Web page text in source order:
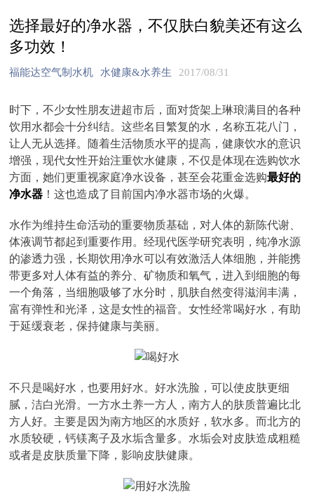
选择最好的净水器，不仅肤白貌美还有这么
多功效！
福能达空气制水机 水健康&水养生 2017/08/31
时下，不少女性朋友进超市后，面对货架上琳琅满目的各种
饮用水都会十分纠结。这些名目繁复的水，名称五花八门，
让人无从选择。随着生活物质水平的提高，健康饮水的意识
增强，现代女性开始注重饮水健康，不仅是体现在选购饮水
方面，她们更重视家庭净水设备，甚至会花重金选购最好的
净水器 ！这也造成了目前国内净水器市场的火爆。
水作为维持生命活动的重要物质基础，对人体的新陈代谢、
体液调节都起到重要作用。经现代医学研究表明，纯净水源
的渗透力强，长期饮用净水可以有效激活人体细胞，并能携
带更多对人体有益的养分、矿物质和氧气，进入到细胞的每
一个角落，当细胞吸够了水分时，肌肤自然变得滋润丰满，
富有弹性和光泽，这是女性的福音。女性经常喝好水，有助
于延缓衰老，保持健康与美丽。
不只是喝好水，也要用好水。好水洗脸，可以使皮肤更细
腻，洁白光滑。一方水土养一方人，南方人的肤质普遍比北
方人好。主要是因为南方地区的水质好，软水多。而北方的
水质较硬，钙镁离子及水垢含量多。水垢会对皮肤造成粗糙
或者是皮肤质量下降，影响皮肤健康。